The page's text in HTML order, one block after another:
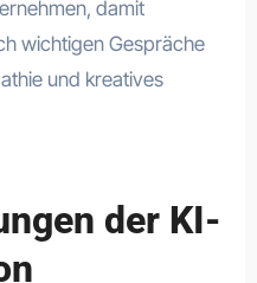
damit
wichtigen Gespräche
und kreatives
der KI-